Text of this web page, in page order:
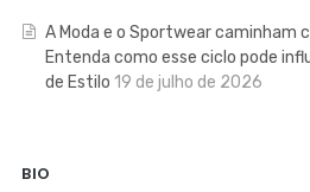
A Moda e o Sportwear caminham
Entenda como esse ciclo pode
de Estilo 19 de julho de 2026
BIO